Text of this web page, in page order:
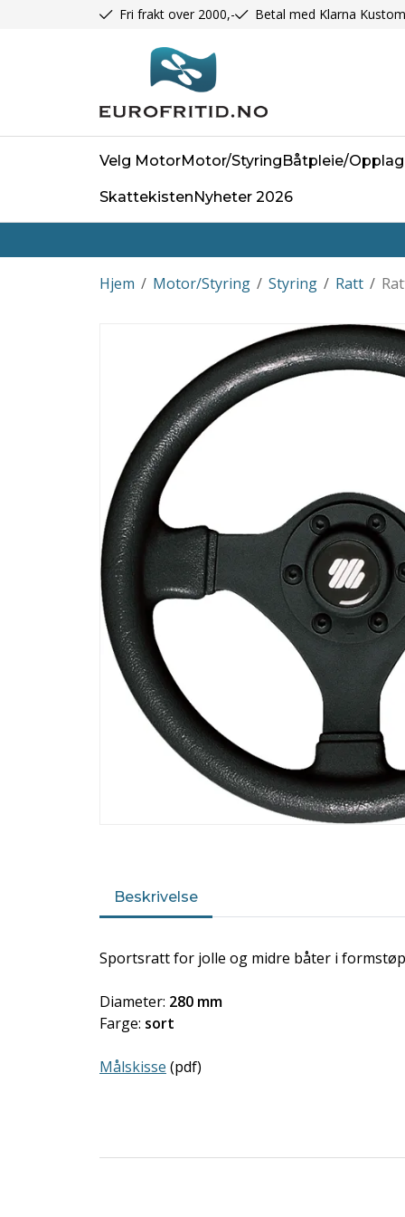
Fri frakt over 2000,- Betal med Klarna
Velg MotorMotor/StyringBåtpleie/Opplag
SkattekistenNyheter 2026
/
Hjem /
Motor/Styring /
Styring /
Ratt
Beskrivelse
Sportsratt for jolle og midre båter i
Diameter: 280 mm
Farge: sort
Målskisse (pdf)